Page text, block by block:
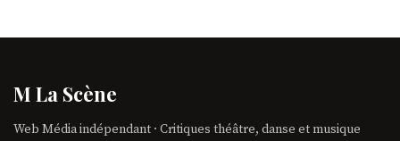
M La Scène
Web Média indépendant · Critiques théâtre, danse et musique